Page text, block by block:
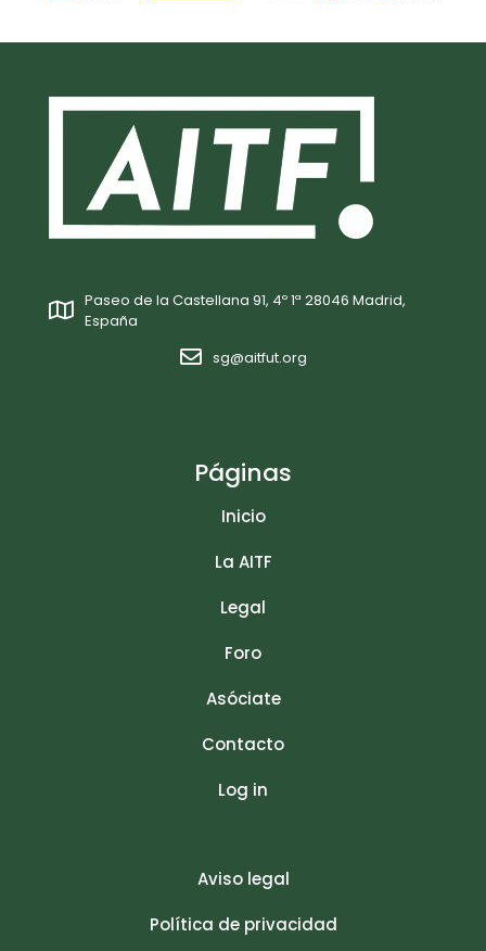
Paseo de la Castellana 91, 4º 1ª 28046 Madrid,
España
sg@aitfut.org
Páginas
Inicio
La AITF
Legal
Foro
Asóciate
Contacto
Log in
Aviso legal
Política de privacidad